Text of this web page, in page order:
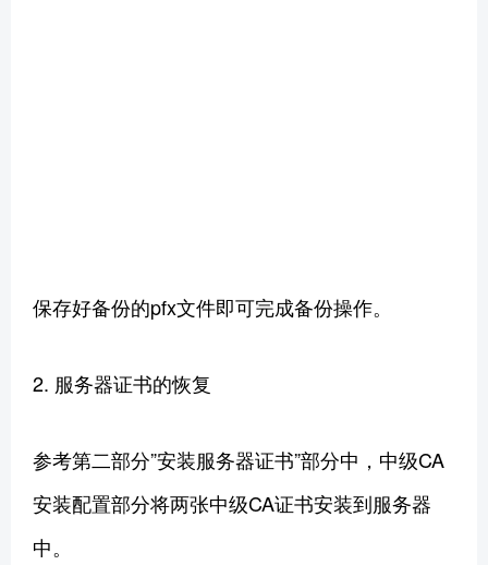
保存好备份的pfx文件即可完成备份操作。
2. 服务器证书的恢复
参考第二部分”安装服务器证书”部分中，中级CA
安装配置部分将两张中级CA证书安装到服务器
中。